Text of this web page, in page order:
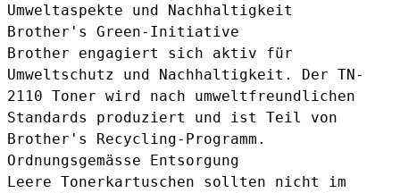
Umweltaspekte und Nachhaltigkeit
Brother's Green-Initiative
Brother engagiert sich aktiv für
Umweltschutz und Nachhaltigkeit. Der TN-
2110 Toner wird nach umweltfreundlichen
Standards produziert und ist Teil von
Brother's Recycling-Programm.
Ordnungsgemässe Entsorgung
Leere Tonerkartuschen sollten nicht im